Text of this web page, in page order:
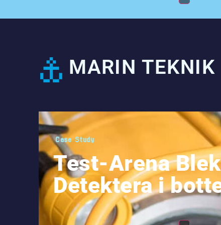
MARIN TEKNIK
Case Study
Test-Arena
Detektera i